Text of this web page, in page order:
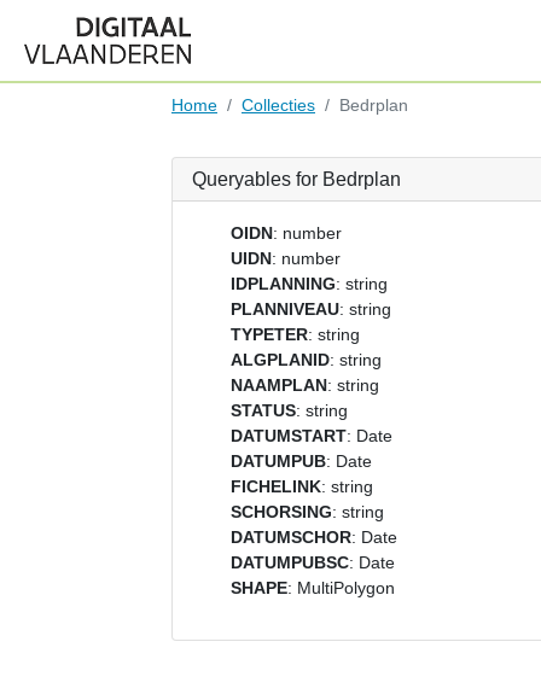
Home Collecties Bedrplan
Queryables for Bedrplan
OIDN: number
UIDN: number
IDPLANNING: string
PLANNIVEAU: string
TYPETER: string
ALGPLANID: string
NAAMPLAN: string
STATUS: string
DATUMSTART: Date
DATUMPUB: Date
FICHELINK: string
SCHORSING: string
DATUMSCHOR: Date
DATUMPUBSC: Date
SHAPE: MultiPolygon